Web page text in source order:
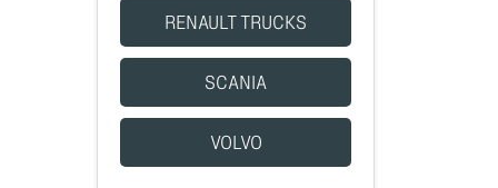
RENAULT TRUCKS
SCANIA
VOLVO